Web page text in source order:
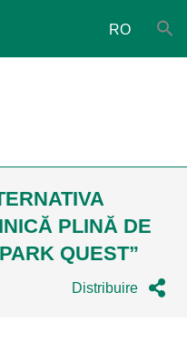
RO
PLINĂ DE
QUEST”
Distribuire